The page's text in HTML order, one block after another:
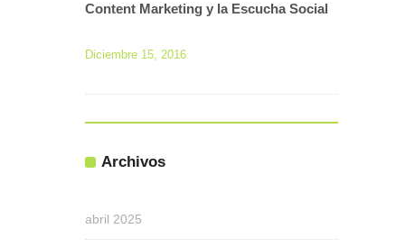
Content Marketing y la Escucha Social
Diciembre 15, 2016
Archivos
abril 2025